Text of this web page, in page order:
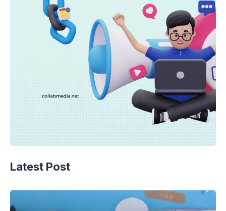
Latest Post